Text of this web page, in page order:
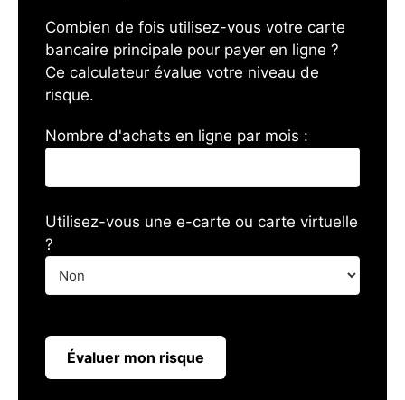
Combien de fois utilisez-vous votre carte
bancaire principale pour payer en ligne ?
Ce calculateur évalue votre niveau de
risque.
Nombre d'achats en ligne par mois :
Utilisez-vous une e-carte ou carte virtuelle
?
Évaluer mon risque